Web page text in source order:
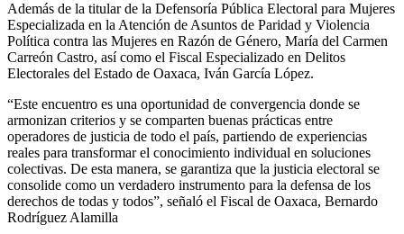
Además de la titular de la Defensoría Pública Electoral para Mujeres
Especializada en la Atención de Asuntos de Paridad y Violencia
Política contra las Mujeres en Razón de Género, María del Carmen
Carreón Castro, así como el Fiscal Especializado en Delitos
Electorales del Estado de Oaxaca, Iván García López.
“Este encuentro es una oportunidad de convergencia donde se
armonizan criterios y se comparten buenas prácticas entre
operadores de justicia de todo el país, partiendo de experiencias
reales para transformar el conocimiento individual en soluciones
colectivas. De esta manera, se garantiza que la justicia electoral se
consolide como un verdadero instrumento para la defensa de los
derechos de todas y todos”, señaló el Fiscal de Oaxaca, Bernardo
Rodríguez Alamilla